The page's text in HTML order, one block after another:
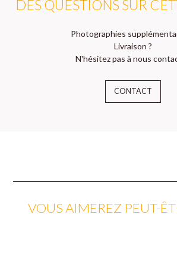
DES QUESTIONS SUR
Photographies
Livraison ?
N'hésitez pas à nous
CONTACT
VOUS AIMEREZ PEUT-